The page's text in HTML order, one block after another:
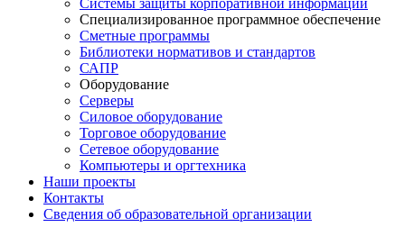
Системы защиты корпоративной информации
Специализированное программное обеспечение
Сметные программы
Библиотеки нормативов и стандартов
САПР
Оборудование
Серверы
Силовое оборудование
Торговое оборудование
Сетевое оборудование
Компьютеры и оргтехника
Наши проекты
Контакты
Сведения об образовательной организации